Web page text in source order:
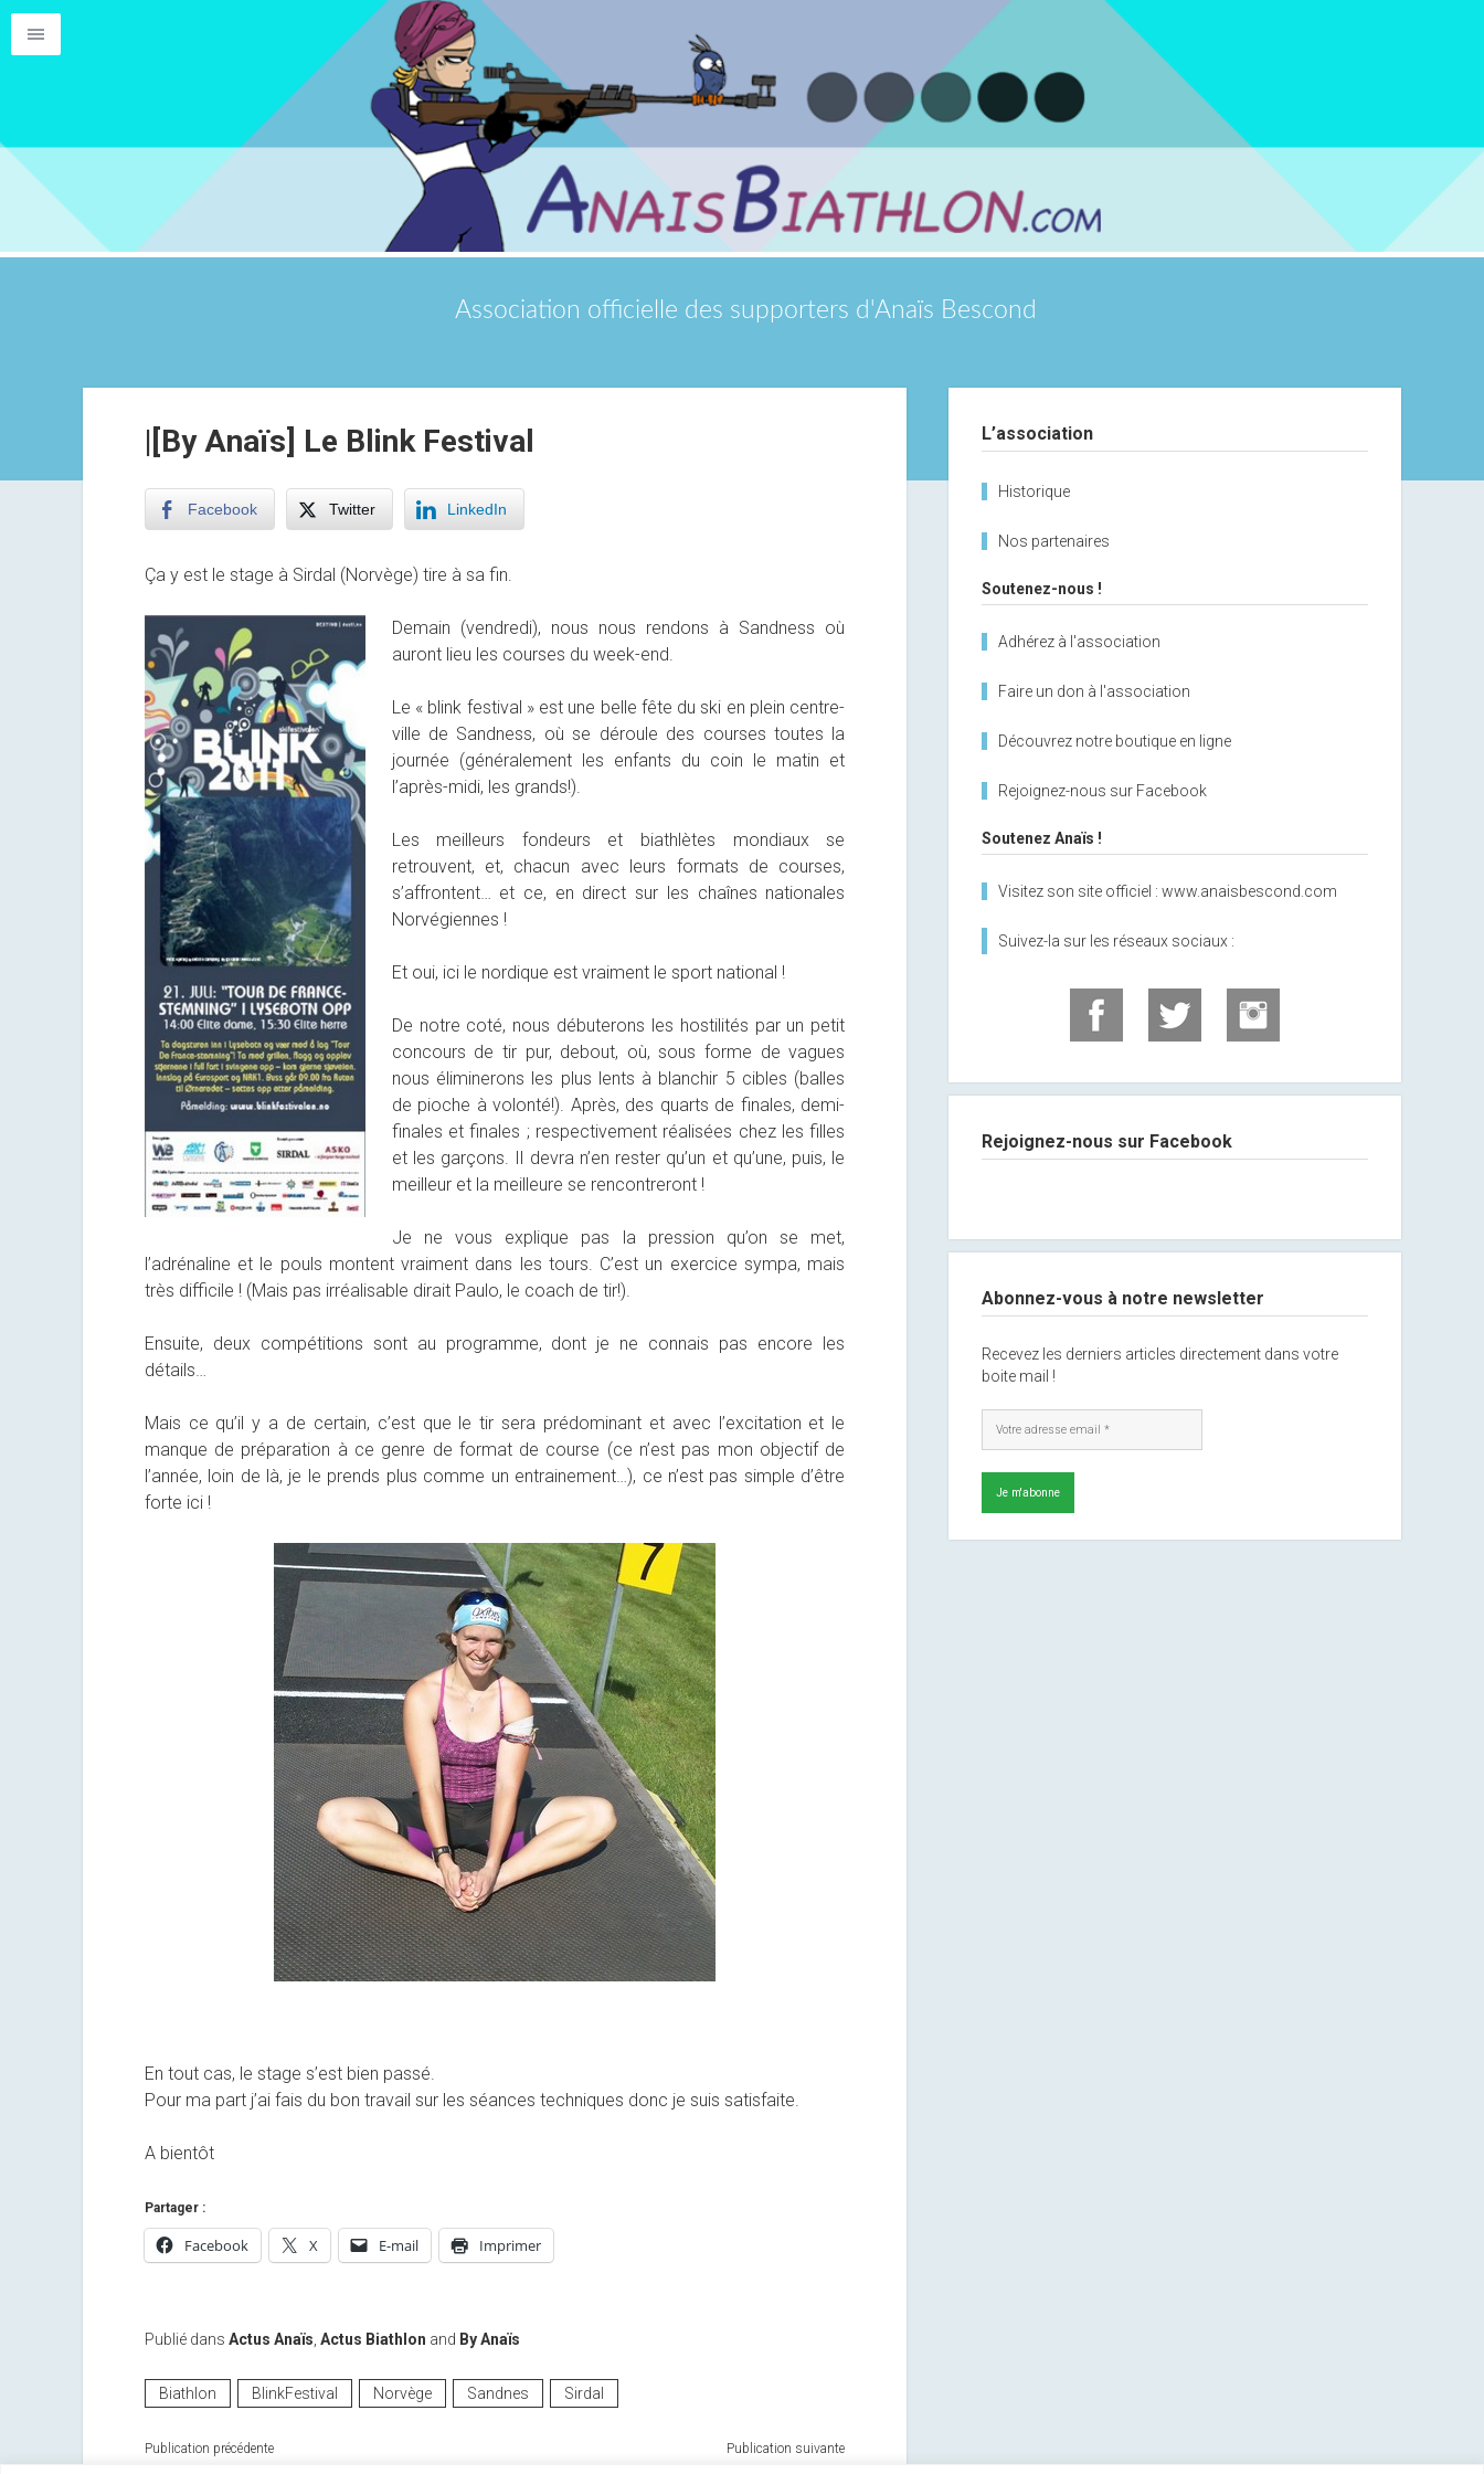
Association officielle des supporters d'Anaïs Bescond
|[By Anaïs] Le Blink Festival
Facebook Twitter LinkedIn
Ça y est le stage à Sirdal (Norvège) tire à sa fin.
Demain (vendredi), nous nous rendons à Sandness où
auront lieu les courses du week-end.
Le « blink festival » est une belle fête du ski en plein centre-
ville de Sandness, où se déroule des courses toutes la
journée (généralement les enfants du coin le matin et
l’après-midi, les grands!).
Les meilleurs fondeurs et biathlètes mondiaux se
retrouvent, et, chacun avec leurs formats de courses,
s’affrontent… et ce, en direct sur les chaînes nationales
Norvégiennes !
Et oui, ici le nordique est vraiment le sport national !
De notre coté, nous débuterons les hostilités par un petit
concours de tir pur, debout, où, sous forme de vagues
nous éliminerons les plus lents à blanchir 5 cibles (balles
de pioche à volonté!). Après, des quarts de finales, demi-
finales et finales ; respectivement réalisées chez les filles
et les garçons. Il devra n’en rester qu’un et qu’une, puis, le
meilleur et la meilleure se rencontreront !
Je ne vous explique pas la pression qu’on se met,
l’adrénaline et le pouls montent vraiment dans les tours. C’est un exercice sympa, mais
très difficile ! (Mais pas irréalisable dirait Paulo, le coach de tir!).
Ensuite, deux compétitions sont au programme, dont je ne connais pas encore les
détails…
Mais ce qu’il y a de certain, c’est que le tir sera prédominant et avec l’excitation et le
manque de préparation à ce genre de format de course (ce n’est pas mon objectif de
l’année, loin de là, je le prends plus comme un entrainement…), ce n’est pas simple d’être
forte ici !
En tout cas, le stage s’est bien passé.
Pour ma part j’ai fais du bon travail sur les séances techniques donc je suis satisfaite.
A bientôt
Partager :
Facebook X E-mail Imprimer
Publié dans Actus Anaïs, Actus Biathlon and By Anaïs
Biathlon BlinkFestival Norvège Sandnes Sirdal
Publication précédente Publication suivante
L’association
Historique
Nos partenaires
Soutenez-nous !
Adhérez à l'association
Faire un don à l'association
Découvrez notre boutique en ligne
Rejoignez-nous sur Facebook
Soutenez Anaïs !
Visitez son site officiel : www.anaisbescond.com
Suivez-la sur les réseaux sociaux :
Rejoignez-nous sur Facebook
Abonnez-vous à notre newsletter
Recevez les derniers articles directement dans votre
boite mail !